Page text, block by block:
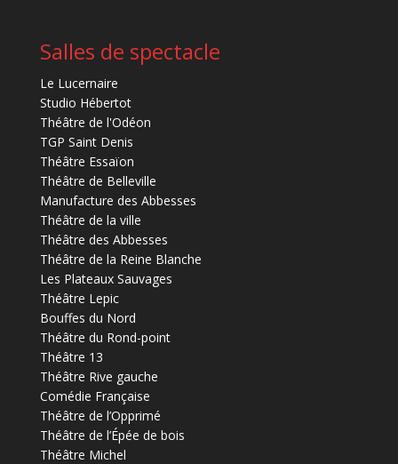
Salles de spectacle
Le Lucernaire
Studio Hébertot
Théâtre de l'Odéon
TGP Saint Denis
Théâtre Essaïon
Théâtre de Belleville
Manufacture des Abbesses
Théâtre de la ville
Théâtre des Abbesses
Théâtre de la Reine Blanche
Les Plateaux Sauvages
Théâtre Lepic
Bouffes du Nord
Théâtre du Rond-point
Théâtre 13
Théâtre Rive gauche
Comédie Française
Théâtre de l’Opprimé
Théâtre de l’Épée de bois
Théâtre Michel